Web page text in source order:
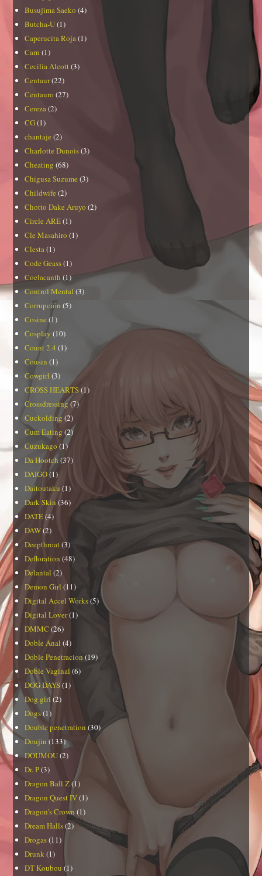
Busujima Saeko (4)
Butcha-U(1)
Caperucita Roja(1)
Carn (1)
Cecilia Alcott (3)
Centaur(22)
Centauro (27)
Cereza(2)
CG(1)
chantaje (2)
Charlotte Dunois(3)
Cheating (68)
Chigusa Suzume (3)
Childwife (2)
Chotto Dake Aruyo (2)
Circle ARE(1)
Cle Masahiro (1)
Clesta(1)
Code Geass(1)
Coelacanth (1)
Control Mental (3)
Corrupción (5)
Cosine (1)
Cosplay (10)
Count 2.4 (1)
Cousin (1)
Cowgirl (3)
CROSS HEARTS(1)
Crossdressing(7)
Cuckolding (2)
Cum Eating (2)
Cuzukago (1)
Da Hootch (37)
DAIGO(1)
Daitoutaku (1)
Dark Skin (36)
DATE(4)
DAW(2)
Deepthroat(3)
Defloration (48)
Delantal (2)
Demon Girl (11)
Digital Accel Works(5)
Digital Lover(1)
DMMC (26)
Doble Anal (4)
Doble Penetracion (19)
Doble Vaginal (6)
DOG DAYS(1)
Dog girl(2)
Dogs(1)
Double penetration(30)
Doujin (133)
DOUMOU(2)
Dr. P(3)
Dragon Ball Z(1)
Dragon Quest IV(1)
Dragon's Crown (1)
Dream Halls(2)
Drogas(11)
Drunk (1)
DT Koubou (1)